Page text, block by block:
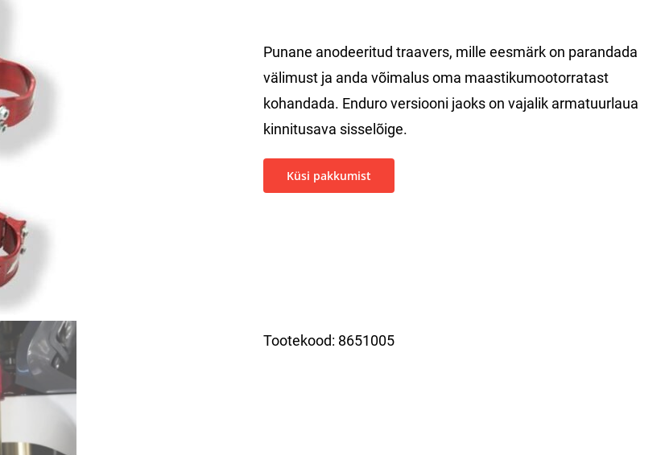
Punane anodeeritud traavers, mille eesmärk on parandada
välimust ja anda võimalus oma maastikumootorratast
kohandada. Enduro versiooni jaoks on vajalik armatuurlaua
kinnitusava sisselõige.
Küsi pakkumist
Tootekood: 8651005